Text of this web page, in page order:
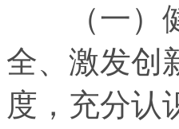
（一）健
全、激发创
度，充分认